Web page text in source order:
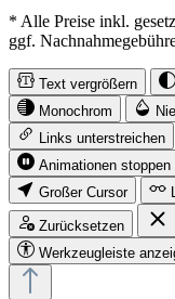
* Alle Preise inkl.
ggf.
Text vergrößern
Monochrom
Links unterstreichen
Animationen stoppen
Großer Cursor
Zurücksetzen
Werkzeugleiste